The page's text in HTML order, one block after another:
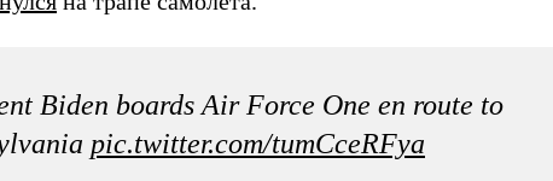
Biden boards Air Force One en route to
pic.twitter.com/tumCceRFya